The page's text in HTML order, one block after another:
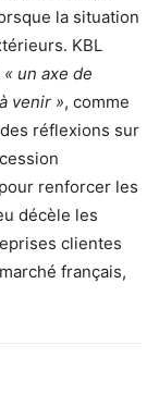
la situation
KBL
« un axe de
venir », comme
réflexions sur
renforcer les
décèle les
clientes
français,